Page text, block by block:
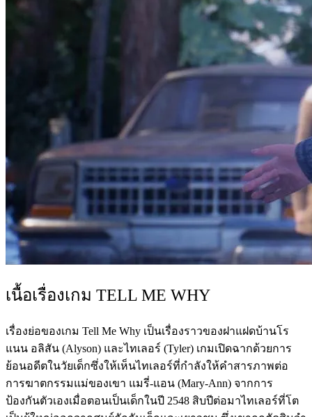
เนื้อเรื่องเกม TELL ME WHY
เรื่องย่อของเกม Tell Me Why เป็นเรื่องราวของฝาแฝดบ้านโร
แนน อลิสัน (Alyson) และไทเลอร์ (Tyler) เกมเปิดฉากด้วยการ
ย้อนอดีตในวัยเด็กซึ่งให้เห็นไทเลอร์ที่กำลังให้คำสารภาพต่อ
การฆาตกรรมแม่ของเขา แมรี่-แอน (Mary-Ann) จากการ
ป้องกันตัวเองเมื่อตอนเป็นเด็กในปี 2548 สิบปีต่อมาไทเลอร์ที่โต